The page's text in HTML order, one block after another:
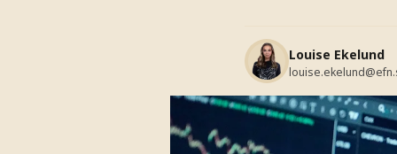
Louise Ekelund